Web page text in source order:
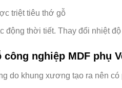
triệt tiêu thớ gỗ
thời tiết. Thay đổi nhiệt
nghiệp MDF phụ
do khung xương tạo ra nên có